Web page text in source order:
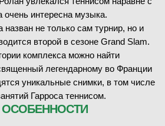
7 2
7- 5
6
очень интересна музыка.
назван не только сам турнир, но и
второй в сезоне Grand Slam.
комплекса можно найти
легендарному во Франции
уникальные снимки, в том числе
Гарроса теннисом.
ОСОБЕННОСТИ